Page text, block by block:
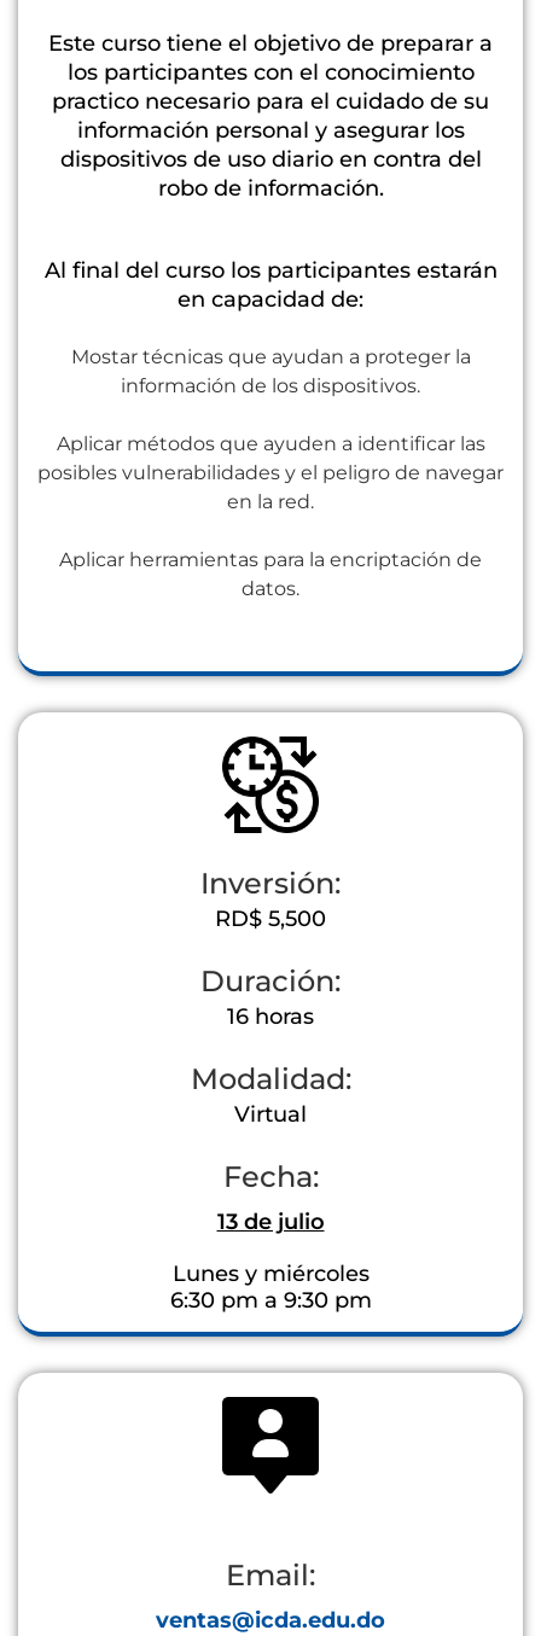
Este curso tiene el objetivo de preparar a
los participantes con el conocimiento
practico necesario para el cuidado de su
información personal y asegurar los
dispositivos de uso diario en contra del
robo de información.
Al final del curso los participantes estarán
en capacidad de:
Mostar técnicas que ayudan a proteger la
información de los dispositivos.
Aplicar métodos que ayuden a identificar las
posibles vulnerabilidades y el peligro de navegar
en la red.
Aplicar herramientas para la encriptación de
datos.
Inversión:
RD$ 5,500
Duración:
16 horas
Modalidad:
Virtual
Fecha:
13 de julio
Lunes y miércoles
6:30 pm a 9:30 pm
Email:
ventas@icda.edu.do